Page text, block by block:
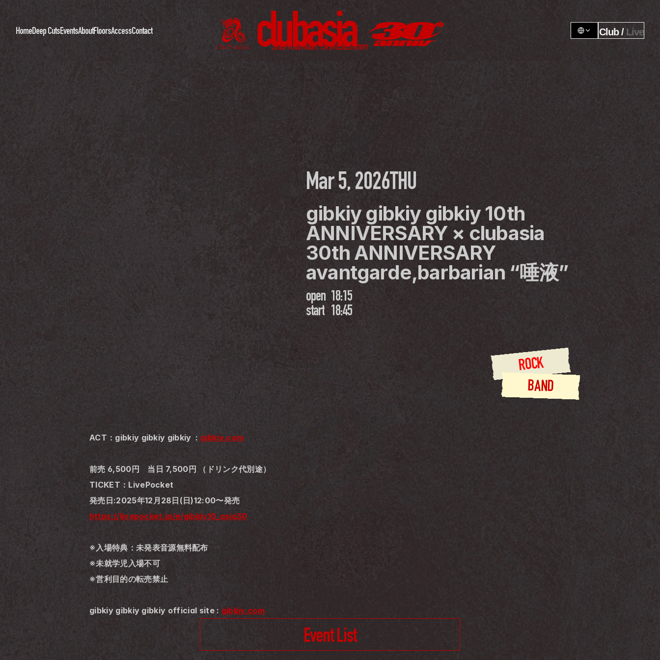
HomeDeep CutsEventsAboutFloorsAccessContact Club / Live
Mar 5, 2026THU
gibkiy gibkiy gibkiy 10th
ANNIVERSARY × clubasia
30th ANNIVERSARY
avantgarde,barbarian “唾液”
open 18:15
start 18:45
ROCK
BAND
ACT：gibkiy gibkiy gibkiy  : gibkiy.com
前売 6,500円　当日 7,500円 （ドリンク代別途）
TICKET：LivePocket
発売日:2025年12月28日(日)12:00〜発売
https://livepocket.jp/e/gibkiy10_asia30
※入場特典：未発表音源無料配布
※未就学児入場不可
※営利目的の転売禁止
gibkiy gibkiy gibkiy official site : gibkiy.com
Event List